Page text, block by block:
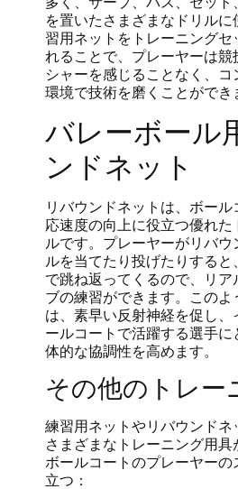
を置いたさまざまなドリルに
習用ネットをトレーニングセ
れることで、プレーヤーは競
シャーを感じることなく、コ
環境で技術を磨くことができ
バレーボール
ンドネット
リバウンドネットは、ボール
応速度の向上に役立つ優れた
ルです。プレーヤーがリバウ
ルを当てたり投げたりする
で跳ね返ってくるので、リア
ブの練習ができます。このよ
は、素早い反射神経を促し、
ールコートで活躍する選手に
体的な協調性を高めます。
その他のトレー
練習用ネットやリバウンドネ
さまざまなトレーニング用具
ボールコートのプレーヤーの
立つ：